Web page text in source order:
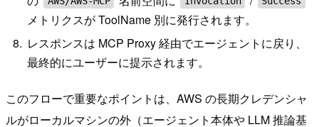
メトリクスが ToolName 別に発行されます。
レスポンスは MCP Proxy 経由でエージェントに戻り、
最終的にユーザーに提示されます。
このフローで重要なポイントは、AWS の長期クレデンシャ
ルがローカルマシンの外（エージェント本体や LLM 推論基